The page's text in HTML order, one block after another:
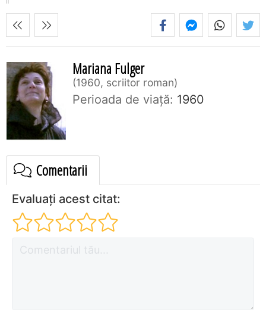
Mariana Fulger
1960, scriitor roman
Perioada de viaţă: 1960
Comentarii
Evaluați acest citat: